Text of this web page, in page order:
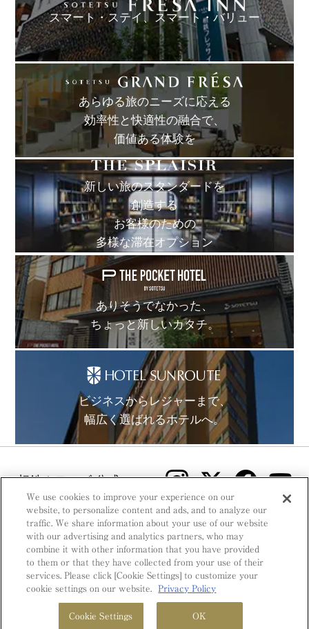
スマート・ステイ、 スマート・バリュー
あらゆる旅のニーズに応える
効率性と快適性の融合で、
価値ある体験を
新しい旅のスタンダードを
創造する
お客様のための
多様な滞在オプション
ありそうでなかった、
ちょっと新しいカタチ。
ビジネスからレジャーまで、
幅広く選ばれるホテルへ。
相鉄ホテルズ 公式SNS
© Sotetsu Hotel Management CO., LTD.
ホテル一覧 会員プログラム
We use cookies to improve your experience on our
website, to personalize content and ads, and to analyze our
traffic. We share information about your use of our website
with our advertising and analytics partners, who may
combine it with other information that you have provided
to them or that they have collected from your use of their
services. Please click [Cookie Settings] to customize your
cookie settings on our website.
Privacy Policy
Cookie Settings OK